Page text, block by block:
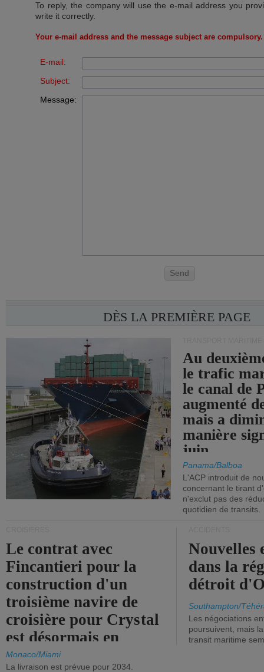
To reply, the company will use the e-mail address you
write it correctly.
Your e-mail address and the message subject are compulsory.
E-mail:
Subject:
Message:
Send
DÈS LA PREMIÈRE PAGE
Au
le trafic
le canal de
augmenté
mais a
manière
juin.
Panama/Balboa
L'ACP introduit de
concernant le tirant
n'exclut pas des
quotidien de transits.
Le contrat avec
Fincantieri pour la
construction d'un
troisième navire de
croisière pour Crystal
est désormais en
vigueur.
Monaco/Miami
La livraison est prévue pour 2034.
Nouvelles
dans la
détroit
Southampton/
Les négociations
poursuivent, mais
transit maritime